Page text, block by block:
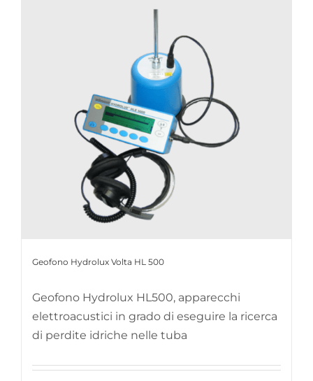
Geofono Hydrolux Volta HL 500
Geofono Hydrolux HL500, apparecchi
elettroacustici in grado di eseguire la ricerca
di perdite idriche nelle tuba